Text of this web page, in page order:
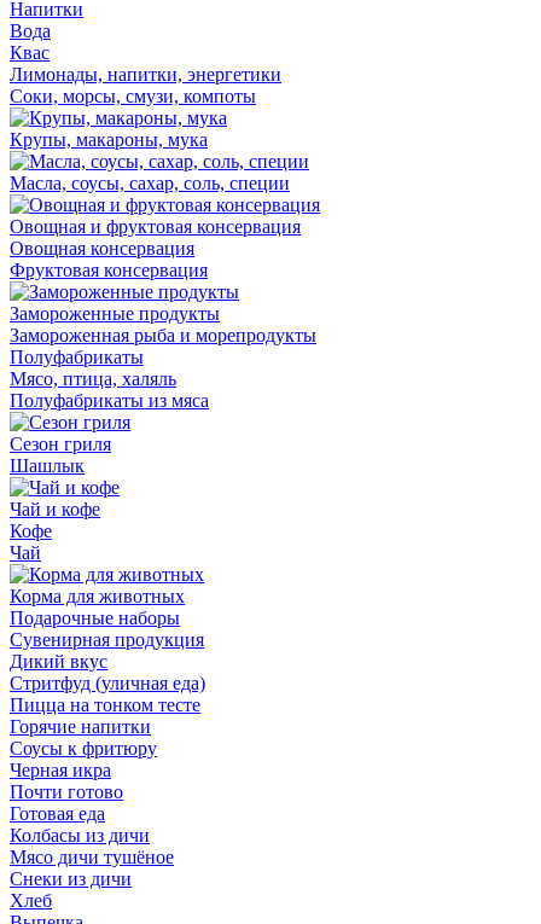
Напитки
Вода
Квас
Лимонады, напитки, энергетики
Соки, морсы, смузи, компоты
Крупы, макароны, мука
Масла, соусы, сахар, соль, специи
Овощная и фруктовая консервация
Овощная консервация
Фруктовая консервация
Замороженные продукты
Замороженная рыба и морепродукты
Полуфабрикаты
Мясо, птица, халяль
Полуфабрикаты из мяса
Сезон гриля
Шашлык
Чай и кофе
Кофе
Чай
Корма для животных
Подарочные наборы
Сувенирная продукция
Дикий вкус
Стритфуд (уличная еда)
Пицца на тонком тесте
Горячие напитки
Соусы к фритюру
Черная икра
Почти готово
Готовая еда
Колбасы из дичи
Мясо дичи тушёное
Снеки из дичи
Хлеб